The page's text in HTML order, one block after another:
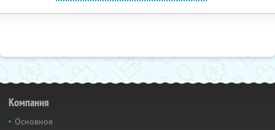
Компания
Основное